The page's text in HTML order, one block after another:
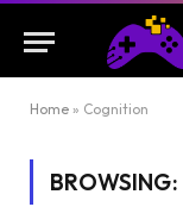
Home » Cognition
BROWSING: